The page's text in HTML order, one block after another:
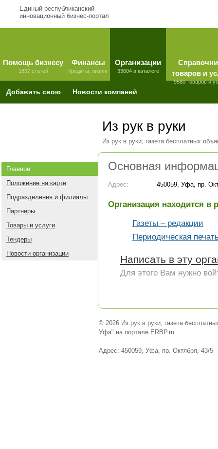
Единый республиканский
инновационный бизнес-портал
Помощь бизнесу
1837 статей
Финансы
Кредиты, лизинг
Организации
33604 в каталоге
товаров и
9580 товаров и
Добавить свою Новости компаний
Из рук в руки
Из рук в руки, газета бесплатных
Главное
Положение на карте
Подразделения и филиалы
Партнёры
Товары и услуги
Тендеры
Новости организации
Основная
Адрес: 450059, Уфа, пр.
Организация находится в
Газеты – редакции
Периодическая
Написать в эту
Для этого Вам нужно
© 2026 Из рук в руки, газета
Уфа" на портале ERBP.ru
Адрес: 450059, Уфа, пр. Октября, 43/5